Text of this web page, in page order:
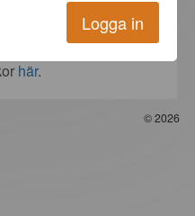
här.
© 2026
Logga in